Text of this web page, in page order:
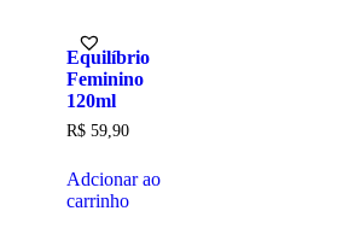
Equilíbrio
Feminino
120ml
R$ 59,90
Adcionar ao
carrinho